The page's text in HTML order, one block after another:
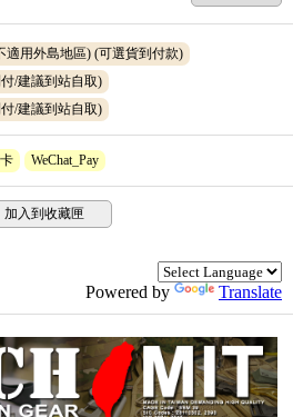
適用外島地區) (可選貨到付款)
/建議到站自取)
/建議到站自取)
WeChat_Pay
加入到收藏匣
Powered by Translate